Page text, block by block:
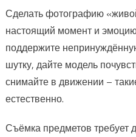
Сделать фотографию
настоящий момент и
поддержите
шутку, дайте модель
снимайте в движении –
естественно.
Съёмка предметов требует